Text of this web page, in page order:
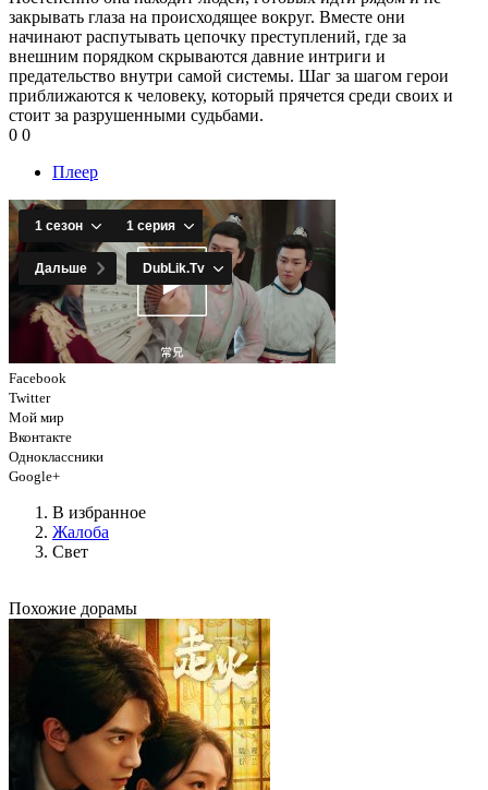
закрывать глаза на происходящее вокруг. Вместе они
начинают распутывать цепочку преступлений, где за
внешним порядком скрываются давние интриги и
предательство внутри самой системы. Шаг за шагом герои
приближаются к человеку, который прячется среди своих и
стоит за разрушенными судьбами.
0 0
Плеер
Facebook
Twitter
Мой мир
Вконтакте
Одноклассники
Google+
В избранное
Жалоба
Свет
Похожие дорамы